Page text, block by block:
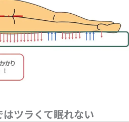
ツラくて眠れない